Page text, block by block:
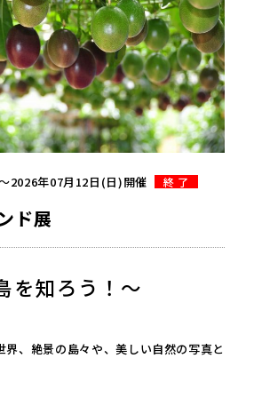
2026年07月12日(日)開催 終 了
ド展
を知ろう！～
界、絶景の島々や、美しい自然の写真と